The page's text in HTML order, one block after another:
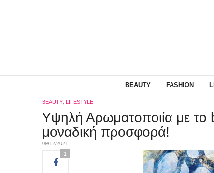
BEAUTY FASHION
BEAUTY LIFESTYLE
Υψηλή Αρωματοποιία με
μοναδική προσφορά!
09/12/2021
1